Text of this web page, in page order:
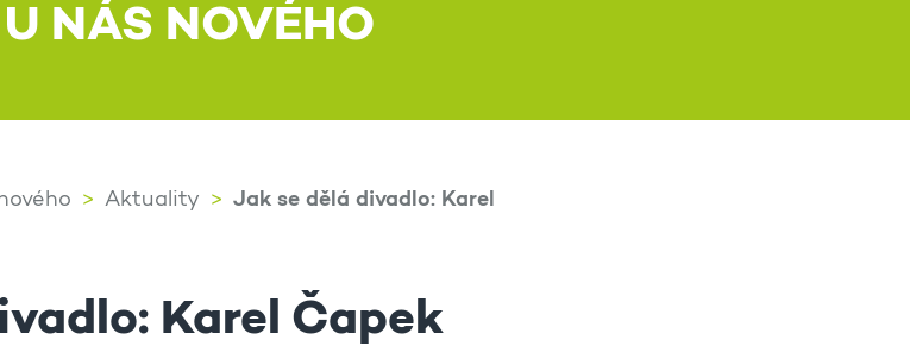
NÁS NOVÉHO
Aktuality
Jak se dělá divadlo: Karel
Karel Čapek